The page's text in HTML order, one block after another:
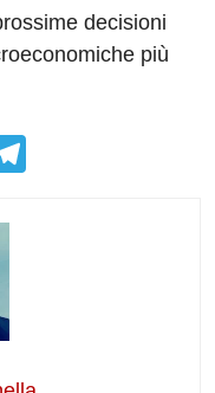
decisioni
più